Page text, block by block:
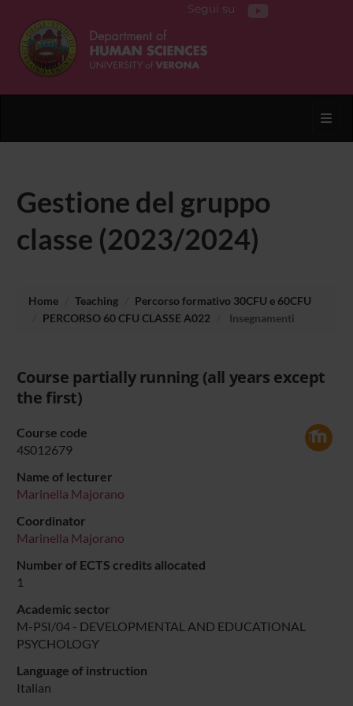
Segui su
Gestione del gruppo
classe (2023/2024)
Home Teaching
Percorso formativo 30CFU e 60CFU
PERCORSO 60 CFU CLASSE A022
Insegnamenti
Course partially running (all years except
the first)
Course code
4S012679
Name of lecturer
Marinella Majorano
Coordinator
Marinella Majorano
Number of ECTS credits allocated
1
Academic sector
M-PSI/04 - DEVELOPMENTAL AND EDUCATIONAL
PSYCHOLOGY
Language of instruction
Italian